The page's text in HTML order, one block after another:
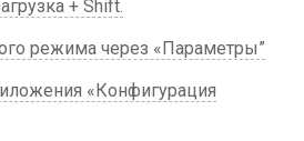
+ Shift.
режима через «Параметры”
«Конфигурация